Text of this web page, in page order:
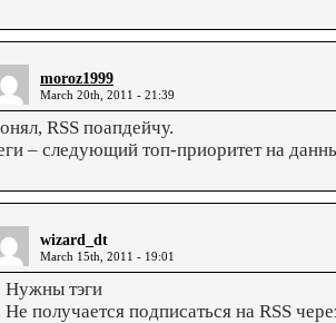
moroz1999
March 20th, 2011 - 21:39
RSS поапдейчу.
– следующий топ-приоритет на
wizard_dt
March 15th, 2011 - 19:01
Нужны тэги
Не получается подписаться на RSS